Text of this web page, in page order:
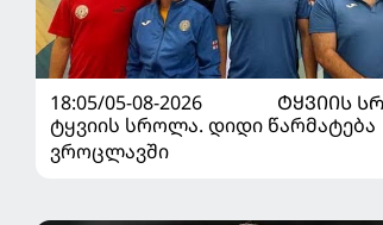
18:05/05-08-2026
ᲢᲧᲕᲘᲘᲡ
ტყვიის სროლა. დიდი წარმატება
ვროცლავში